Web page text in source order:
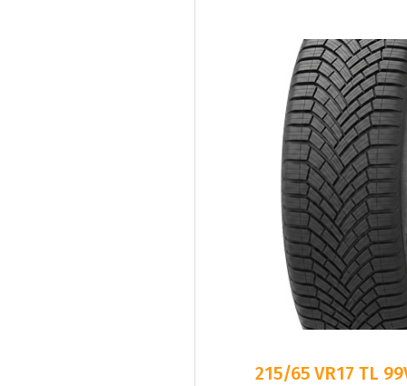
215/65 VR17 TL